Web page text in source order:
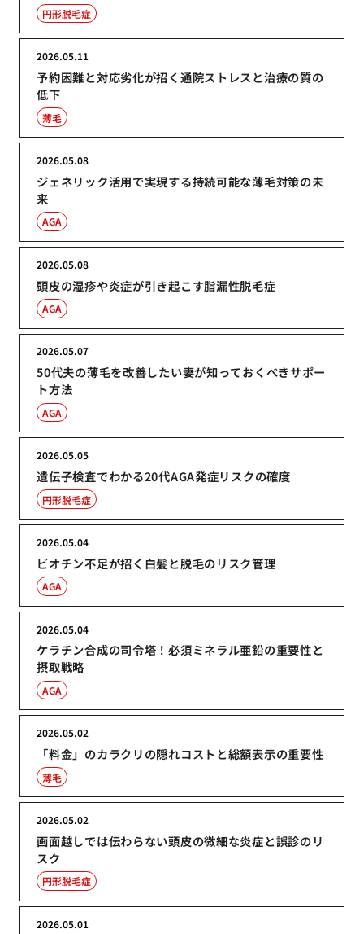
円形脱毛症
予約困難と対応劣化が招く通院ストレスと治療の質の
低下
2026.05.11
薄毛
ジェネリック活用で実現する持続可能な薄毛対策の未
来
2026.05.08
AGA
頭皮の湿疹や炎症が引き起こす脂漏性脱毛症
2026.05.08
AGA
50代夫の薄毛を改善したい妻が知っておくべきサポー
ト方法
2026.05.07
AGA
遺伝子検査でわかる20代AGA発症リスクの確度
2026.05.05
円形脱毛症
ビオチン不足が招く白髪と脱毛のリスク管理
2026.05.04
AGA
ケラチン合成の司令塔！必須ミネラル亜鉛の重要性と
摂取戦略
2026.05.04
AGA
「料金」のカラクリの隠れコストと総額表示の重要性
2026.05.02
薄毛
画面越しでは伝わらない頭皮の微細な炎症と誤診のリ
スク
2026.05.02
円形脱毛症
2026.05.01